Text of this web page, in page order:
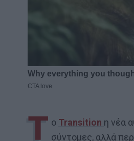
Τ ο Transition η νέα
σύντομες, αλλά